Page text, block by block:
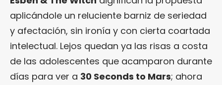
aplicándole un reluciente barniz de seriedad
y afectación, sin ironía y con cierta coartada
intelectual. Lejos quedan ya las risas a costa
de las adolescentes que acamparon durante
días para ver a 30 Seconds to Mars; ahora